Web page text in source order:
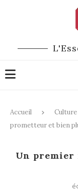
Accueil Culture
prometteur et bien
Un premier